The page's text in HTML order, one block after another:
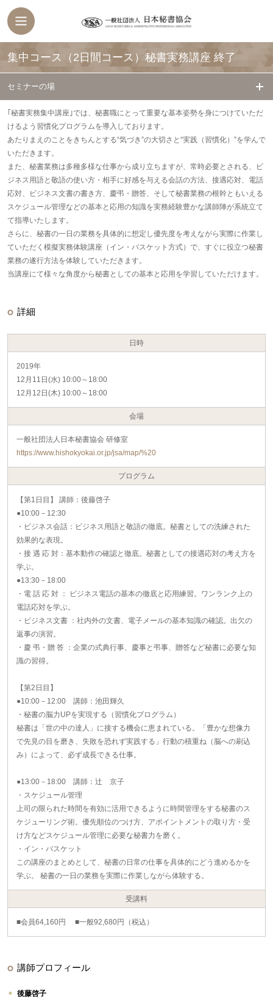
集中コース（2日間コース）秘書実務講座 終了
セミナーの場
｢秘書実務集中講座｣では、秘書職にとって重要な基本姿勢を身につけていただ
けるよう習慣化プログラムを導入しております。
あたりまえのことをきちんとする“気づき”の大切さと“実践（習慣化）”を学んで
いただきます。
また、秘書業務は多種多様な仕事から成り立ちますが、常時必要とされる、ビ
ジネス用語と敬語の使い方・相手に好感を与える会話の方法、接遇応対、電話
応対、ビジネス文書の書き方、慶弔・贈答、そして秘書業務の根幹ともいえる
スケジュール管理などの基本と応用の知識を実務経験豊かな講師陣が系統立て
て指導いたします。
さらに、秘書の一日の業務を具体的に想定し優先度を考えながら実際に作業し
ていただく模擬実務体験講座（イン・バスケット方式）で、すぐに役立つ秘書
業務の遂行方法を体験していただきます。
当講座にて様々な角度から秘書としての基本と応用を学習していただけます。
詳細
日時
2019年
12月11日(水) 10:00～18:00
12月12日(木) 10:00～18:00
会場
一般社団法人日本秘書協会 研修室
https://www.hishokyokai.or.jp/jsa/map/%20
プログラム
【第1日目】 講師：後藤啓子
●10:00－12:30
・ビジネス会話：ビジネス用語と敬語の徹底。秘書としての洗練された
効果的な表現。
・接 遇 応 対：基本動作の確認と徹底。秘書としての接遇応対の考え方を
学ぶ。
●13:30－18:00
・電 話 応 対 ： ビジネス電話の基本の徹底と応用練習。ワンランク上の
電話応対を学ぶ。
・ビジネス文書 ：社内外の文書、電子メールの基本知識の確認。出欠の
返事の演習。
・慶 弔・贈 答 ：企業の式典行事、慶事と弔事、贈答など秘書に必要な知
識の習得。
【第2日目】
●10:00－12:00 講師：池田輝久
・秘書の脳力UPを実現する（習慣化プログラム）
秘書は「世の中の達人」に接する機会に恵まれている。「豊かな想像力
で先見の目を磨き、失敗を恐れず実践する」行動の積重ね（脳への刷込
み）によって、必ず成長できる仕事。
●13:00－18:00 講師：辻 京子
・スケジュール管理
上司の限られた時間を有効に活用できるように時間管理をする秘書のス
ケジューリング術。優先順位のつけ方、アポイントメントの取り方・受
け方などスケジュール管理に必要な秘書力を磨く。
・イン・バスケット
この講座のまとめとして、秘書の日常の仕事を具体的にどう進めるかを
学ぶ。 秘書の一日の業務を実際に作業しながら体験する。
受講料
■会員64,160円 ■一般92,680円（税込）
講師プロフィール
後藤啓子